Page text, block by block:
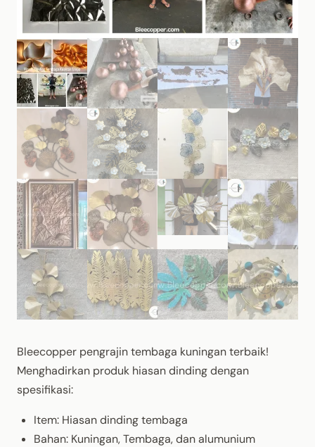
Bleecopper pengrajin tembaga kuningan terbaik!
Menghadirkan produk hiasan dinding dengan
spesifikasi:
Item: Hiasan dinding tembaga
Bahan: Kuningan, Tembaga, dan alumunium